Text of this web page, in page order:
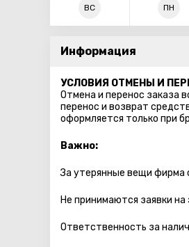
ВС ПН
Информация
УСЛОВИЯ ОТМЕНЫ И
Отмена и перенос заказа
перенос и возврат
оформляется только при
Важно:
За утерянные вещи фирма
Не принимаются заявки
Ответственность за